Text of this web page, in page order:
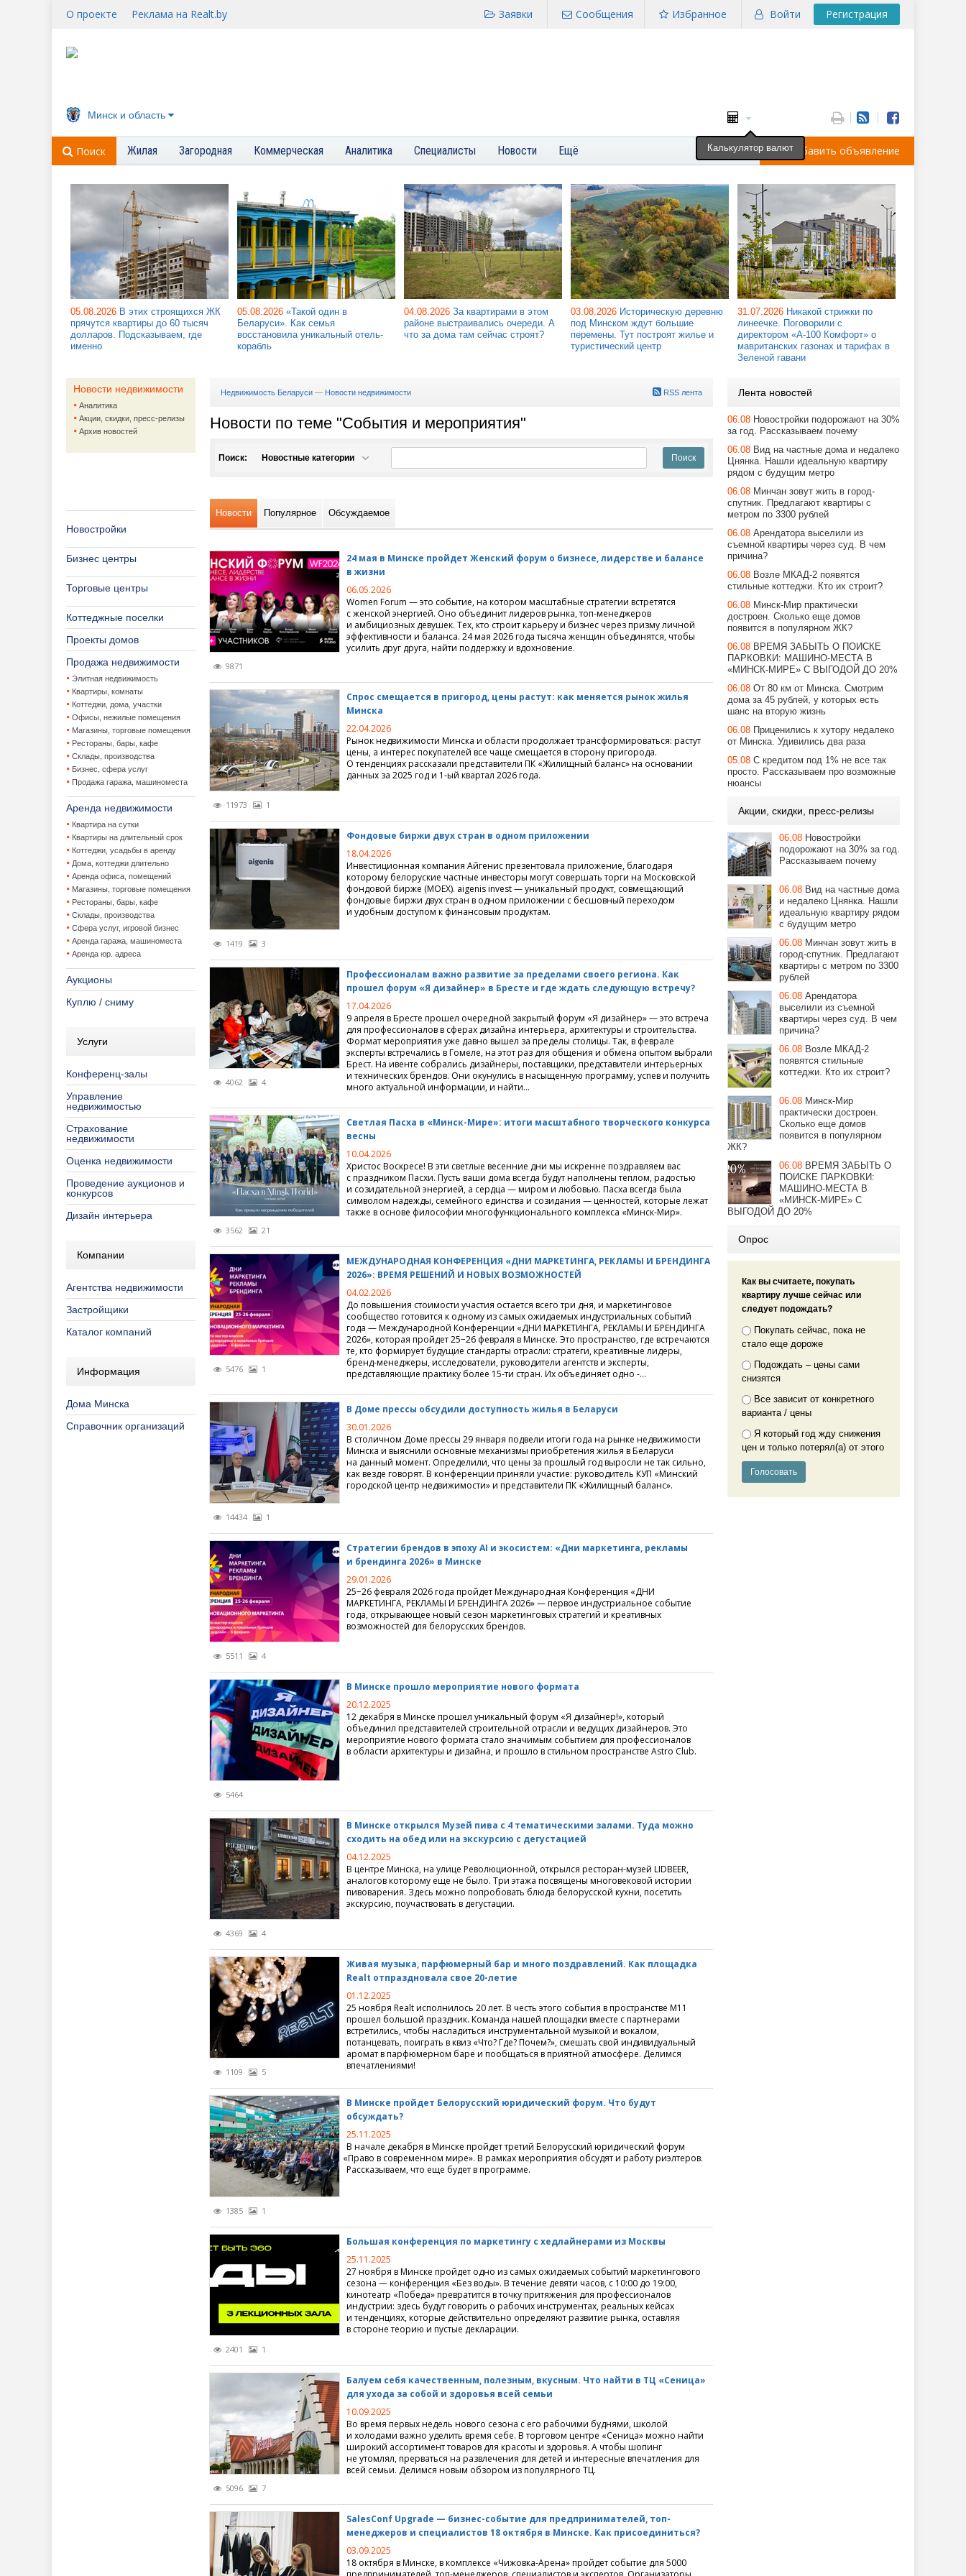
О проекте Реклама на Realt.by Войти Регистрация
Избранное
Сообщения
Заявки
Минск и область
Поиск Жилая Загородная Коммерческая Аналитика Специалисты Новости Ещё Добавить объявление
05.08.2026 В этих строящихся ЖК
прячутся квартиры до 60 тысяч
долларов. Подсказываем, где
именно
05.08.2026 «Такой один в
Беларуси». Как семья
восстановила уникальный отель-
корабль
04.08.2026 За квартирами в этом
районе выстраивались очереди. А
что за дома там сейчас строят?
03.08.2026 Историческую деревню
под Минском ждут большие
перемены. Тут построят жилье и
туристический центр
31.07.2026 Никакой стрижки по
линеечке. Поговорили с
директором «А-100 Комфорт» о
мавританских газонах и тарифах в
Зеленой гавани
Новости недвижимости
Аналитика
Акции, скидки, пресс-релизы
Архив новостей
Новостройки
Бизнес центры
Торговые центры
Коттеджные поселки
Проекты домов
Продажа недвижимости
Элитная недвижимость
Квартиры, комнаты
Коттеджи, дома, участки
Офисы, нежилые помещения
Магазины, торговые помещения
Рестораны, бары, кафе
Склады, производства
Бизнес, сфера услуг
Продажа гаража, машиноместа
Аренда недвижимости
Квартира на сутки
Квартиры на длительный срок
Коттеджи, усадьбы в аренду
Дома, коттеджи длительно
Аренда офиса, помещений
Магазины, торговые помещения
Рестораны, бары, кафе
Склады, производства
Сфера услуг, игровой бизнес
Аренда гаража, машиноместа
Аренда юр. адреса
Аукционы
Куплю / сниму
Услуги
Конференц-залы
Управление
недвижимостью
Страхование
недвижимости
Оценка недвижимости
Проведение аукционов и
конкурсов
Дизайн интерьера
Компании
Агентства недвижимости
Застройщики
Каталог компаний
Информация
Дома Минска
Справочник организаций
RSS лента
Недвижимость Беларуси — Новости недвижимости
Новости по теме "События и мероприятия"
Поиск: Новостные категории
Аренда жилой недвижимости
Аренда на длительный срок
Дизайн интерьера
Ландшафтный дизайн
Проекты домов
Аукционы
Банки и кредиты
Банки
Ипотека
Льготные кредиты
Потребительское кредитование
Жилая недвижимость, вторичный рынок
Покупка квартиры
Приватизация
Продажа квартиры
Утверждение перепланировки
Жилищно-коммунальное хозяйство
Загородная недвижимость
VIP коттеджи
Аренда загородной недвижимости
Консервация
Коттеджные поселки
Покупка загородной недвижимости
Продажа дома, коттеджа, дачи
Продажа земельных участков
Законодательство
Наследование
Улучшение жилищных условий
Зарубежная недвижимость
Коммерческая недвижимость
Аренда коммерческой недвижимости
Аренда юридического адреса
Бизнес-центры
Инвестиции
Продажа бизнеса
Ставки арендной платы на офисы
Торговые центры
Лизинг недвижимости
Новости
Видеорепортажи
Городские новости
Обзор рынка недвижимости
Общество
Программы для покупателей
Распродажи
Рекламные игры
Специальные проекты
Фоторепортажи
Эксклюзив Realt.by
Новостройки, долевое строительство
Застройщики
Оценка недвижимости
Прочее
Новости сайта
Общественные объединения
Печатные издания
ПО "Аренда" 3.0
ПО "Недвижимость" 3.0
Продвижение сайта
Реклама в интернет
Выставки
Конференции
Семинары
Турниры
Статистика, аналитика, мониторинг рынка
Еженедельные мониторинги
Обзоры загородной недвижимости
Обзоры рынка аренды квартир
Обзоры рынка продажи квартир
Страхование недвижимости
Строительство и ремонт
Консультации по строительству
Ремонт, отделка
Управление недвижимостью
Новости Популярное Обсуждаемое
9871
24 мая в Минске пройдет Женский форум о бизнесе, лидерстве и балансе
в жизни
06.05.2026
Women Forum — это событие, на котором масштабные стратегии встретятся
с женской энергией. Оно объединит лидеров рынка, топ-менеджеров
и амбициозных девушек. Тех, кто строит карьеру и бизнес через призму личной
эффективности и баланса. 24 мая 2026 года тысяча женщин объединятся, чтобы
усилить друг друга, найти поддержку и вдохновение.
11973 1
Спрос смещается в пригород, цены растут: как меняется рынок жилья
Минска
22.04.2026
Рынок недвижимости Минска и области продолжает трансформироваться: растут
цены, а интерес покупателей все чаще смещается в сторону пригорода.
О тенденциях рассказали представители ПК «Жилищный баланс» на основании
данных за 2025 год и 1-ый квартал 2026 года.
1419 3
Фондовые биржи двух стран в одном приложении
18.04.2026
Инвестиционная компания Айгенис презентовала приложение, благодаря
которому белоруские частные инвесторы могут совершать торги на Московской
фондовой бирже (МОЕХ). aigenis invest — уникальный продукт, совмещающий
фондовые биржи двух стран в одном приложении с бесшовный переходом
и удобным доступом к финансовым продуктам.
4062 4
Профессионалам важно развитие за пределами своего региона. Как
прошел форум «Я дизайнер» в Бресте и где ждать следующую встречу?
17.04.2026
9 апреля в Бресте прошел очередной закрытый форум «Я дизайнер» — это встреча
для профессионалов в сферах дизайна интерьера, архитектуры и строительства.
Формат мероприятия уже давно вышел за пределы столицы. Так, в феврале
эксперты встречались в Гомеле, на этот раз для общения и обмена опытом выбрали
Брест. На ивенте собрались дизайнеры, поставщики, представители интерьерных
и технических брендов. Они окунулись в насыщенную программу, успев и получить
много актуальной информации, и найти…
3562 21
Светлая Пасха в «Минск-Мире»: итоги масштабного творческого конкурса
весны
10.04.2026
Христос Воскресе! В эти светлые весенние дни мы искренне поздравляем вас
с праздником Пасхи. Пусть ваши дома всегда будут наполнены теплом, радостью
и созидательной энергией, а сердца — миром и любовью. Пасха всегда была
символом надежды, семейного единства и созидания — ценностей, которые лежат
также в основе философии многофункционального комплекса «Минск-Мир».
5476 1
МЕЖДУНАРОДНАЯ КОНФЕРЕНЦИЯ «ДНИ МАРКЕТИНГА, РЕКЛАМЫ И БРЕНДИНГА
2026»: ВРЕМЯ РЕШЕНИЙ И НОВЫХ ВОЗМОЖНОСТЕЙ
04.02.2026
До повышения стоимости участия остается всего три дня, и маркетинговое
сообщество готовится к одному из самых ожидаемых индустриальных событий
года — Международной Конференции «ДНИ МАРКЕТИНГА, РЕКЛАМЫ И БРЕНДИНГА
2026», которая пройдет 25−26 февраля в Минске. Это пространство, где встречаются
те, кто формирует будущие стандарты отрасли: стратеги, креативные лидеры,
бренд-менеджеры, исследователи, руководители агентств и эксперты,
представляющие практику более 15-ти стран. Их объединяет одно -…
14434 1
В Доме прессы обсудили доступность жилья в Беларуси
30.01.2026
В столичном Доме прессы 29 января подвели итоги года на рынке недвижимости
Минска и выяснили основные механизмы приобретения жилья в Беларуси
на данный момент. Определили, что цены за прошлый год выросли не так сильно,
как везде говорят. В конференции приняли участие: руководитель КУП «Минский
городской центр недвижимости» и представители ПК «Жилищный баланс».
5511 4
Стратегии брендов в эпоху AI и экосистем: «Дни маркетинга, рекламы
и брендинга 2026» в Минске
29.01.2026
25−26 февраля 2026 года пройдет Международная Конференция «ДНИ
МАРКЕТИНГА, РЕКЛАМЫ И БРЕНДИНГА 2026» — первое индустриальное событие
года, открывающее новый сезон маркетинговых стратегий и креативных
возможностей для белорусских брендов.
5464
В Минске прошло мероприятие нового формата
20.12.2025
12 декабря в Минске прошел уникальный форум «Я дизайнер!», который
объединил представителей строительной отрасли и ведущих дизайнеров. Это
мероприятие нового формата стало значимым событием для профессионалов
в области архитектуры и дизайна, и прошло в стильном пространстве Astro Club.
4369 4
В Минске открылся Музей пива с 4 тематическими залами. Туда можно
сходить на обед или на экскурсию с дегустацией
04.12.2025
В центре Минска, на улице Революционной, открылся ресторан-музей LIDBEER,
аналогов которому еще не было. Три этажа посвящены многовековой истории
пивоварения. Здесь можно попробовать блюда белорусской кухни, посетить
экскурсию, поучаствовать в дегустации.
1109 5
Живая музыка, парфюмерный бар и много поздравлений. Как площадка
Realt отпраздновала свое 20-летие
01.12.2025
25 ноября Realt исполнилось 20 лет. В честь этого события в пространстве М11
прошел большой праздник. Команда нашей площадки вместе с партнерами
встретились, чтобы насладиться инструментальной музыкой и вокалом,
потанцевать, поиграть в квиз «Что? Где? Почем?», смешать свой индивидуальный
аромат в парфюмерном баре и пообщаться в приятной атмосфере. Делимся
впечатлениями!
1385 1
В Минске пройдет Белорусский юридический форум. Что будут
обсуждать?
25.11.2025
В начале декабря в Минске пройдет третий Белорусский юридический форум
«Право в современном мире». В рамках мероприятия обсудят и работу риэлтеров.
Рассказываем, что еще будет в программе.
2401 1
Большая конференция по маркетингу с хедлайнерами из Москвы
25.11.2025
27 ноября в Минске пройдет одно из самых ожидаемых событий маркетингового
сезона — конференция «Без воды». В течение девяти часов, с 10:00 до 19:00,
кинотеатр «Победа» превратится в точку притяжения для профессионалов
индустрии: здесь будут говорить о рабочих инструментах, реальных кейсах
и тенденциях, которые действительно определяют развитие рынка, оставляя
в стороне теорию и пустые декларации.
5096 7
Балуем себя качественным, полезным, вкусным. Что найти в ТЦ «Сеница»
для ухода за собой и здоровья всей семьи
10.09.2025
Во время первых недель нового сезона с его рабочими буднями, школой
и холодами важно уделить время себе. В торговом центре «Сеница» можно найти
широкий ассортимент товаров для красоты и здоровья. А чтобы шопинг
не утомлял, прерваться на развлечения для детей и интересные впечатления для
всей семьи. Делимся новым обзором из популярного ТЦ.
SalesConf Upgrade — бизнес-событие для предпринимателей, топ-
менеджеров и специалистов 18 октября в Минске. Как присоединиться?
03.09.2025
18 октября в Минске, в комплексе «Чижовка-Арена» пройдет событие для 5000
Лента новостей
06.08 Новостройки подорожают на 30%
за год. Рассказываем почему
06.08 Вид на частные дома и недалеко
Цнянка. Нашли идеальную квартиру
рядом с будущим метро
06.08 Минчан зовут жить в город-
спутник. Предлагают квартиры с
метром по 3300 рублей
06.08 Арендатора выселили из
съемной квартиры через суд. В чем
причина?
06.08 Возле МКАД-2 появятся
стильные коттеджи. Кто их строит?
06.08 Минск-Мир практически
достроен. Сколько еще домов
появится в популярном ЖК?
06.08 ВРЕМЯ ЗАБЫТЬ О ПОИСКЕ
ПАРКОВКИ: МАШИНО-МЕСТА В
«МИНСК-МИРЕ» С ВЫГОДОЙ ДО 20%
06.08 От 80 км от Минска. Смотрим
дома за 45 рублей, у которых есть
шанс на вторую жизнь
06.08 Приценились к хутору недалеко
от Минска. Удивились два раза
05.08 С кредитом под 1% не все так
просто. Рассказываем про возможные
нюансы
Акции, скидки, пресс-релизы
06.08 Новостройки
подорожают на 30% за год.
Рассказываем почему
06.08 Вид на частные дома
и недалеко Цнянка. Нашли
идеальную квартиру рядом
с будущим метро
06.08 Минчан зовут жить в
город-спутник. Предлагают
квартиры с метром по 3300
рублей
06.08 Арендатора
выселили из съемной
квартиры через суд. В чем
причина?
06.08 Возле МКАД-2
появятся стильные
коттеджи. Кто их строит?
06.08 Минск-Мир
практически достроен.
Сколько еще домов
появится в популярном
ЖК?
06.08 ВРЕМЯ ЗАБЫТЬ О
ПОИСКЕ ПАРКОВКИ:
МАШИНО-МЕСТА В
«МИНСК-МИРЕ» С
ВЫГОДОЙ ДО 20%
Опрос
Как вы считаете, покупать
квартиру лучше сейчас или
следует подождать?
Покупать сейчас, пока не
стало еще дороже
Подождать – цены сами
снизятся
Все зависит от конкретного
варианта / цены
Я который год жду снижения
цен и только потерял(а) от этого
Калькулятор валют